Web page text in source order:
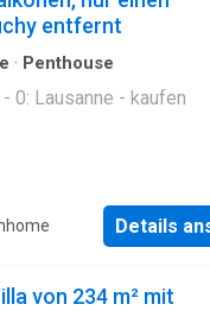
entfernt
· Penthouse
0: Lausanne - kaufen
Details
von 234 m² mit